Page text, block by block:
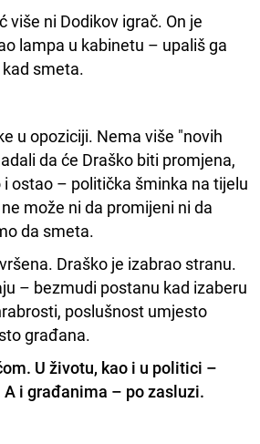
više ni Dodikov igrač. On je
lampa u kabinetu – upališ ga
smeta.
u opoziciji. Nema više "novih
da će Draško biti promjena,
ostao – politička šminka na tijelu
može ni da promijeni ni da
da smeta.
Draško je izabrao stranu.
– bezmudi postanu kad izaberu
poslušnost umjesto
građana.
U životu, kao i u politici –
i građanima – po zasluzi.